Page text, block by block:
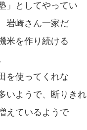
」としてやってい
岩崎さん一家だ
米を作り続ける
を使ってくれな
いようで、断りきれ
えているようで